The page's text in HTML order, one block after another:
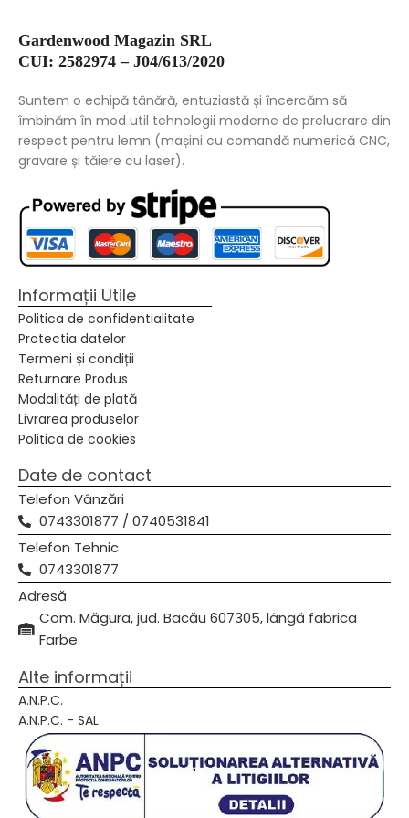
Gardenwood Magazin SRL
CUI: 2582974 – J04/613/2020
Suntem o echipă tânără, entuziastă și încercăm să
îmbinăm în mod util tehnologii moderne de prelucrare din
respect pentru lemn (mașini cu comandă numerică CNC,
gravare și tăiere cu laser).
Informații Utile
Politica de confidentialitate
Protectia datelor
Termeni și condiții
Returnare Produs
Modalități de plată
Livrarea produselor
Politica de cookies
Date de contact
Telefon Vânzări
0743301877 / 0740531841
Telefon Tehnic
0743301877
Adresă
Com. Măgura, jud. Bacău 607305, lângă fabrica
Farbe
Alte informații
A.N.P.C.
A.N.P.C. - SAL